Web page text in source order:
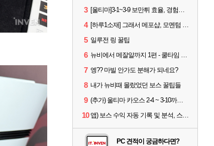
3 [울티마]3-1~3-9 보만튀 효율, 경험치 공략 및 소소한 컨트롤 팁
4 [하루1소재] 그래서 메포샵, 모멘텀 효율 얼마나 좋음?
5 일루전 링 꿀팁
6 뉴비에서 메잘알까지 1편 - 쿨타임 시스템
7 엥?? 마빌 안가도 분해가 되네요?
8 내가 뉴비때 몰랐었던 보스 꿀팁들
9 (추가) 울티마 카오스 2-4 ~ 3-10까지 공략 스펙 및 팁 공유
10 앱) 보스 수익 자동 기록 및 분석, 스케줄러 알림
PC 견적이 궁금하다면?